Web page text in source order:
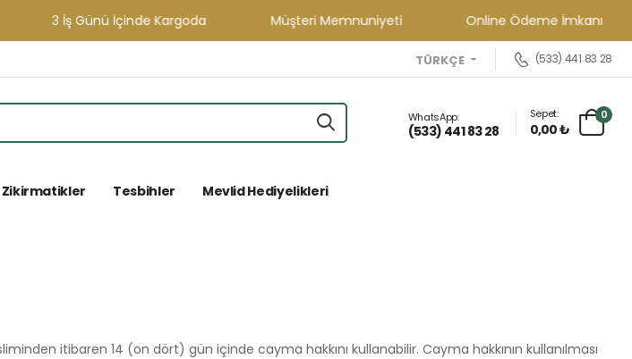
3 İş Günü İçinde Kargoda Müşteri Memnuniyeti Online Ödeme İmkanı
TÜRKÇE (533) 441 83 28
WhatsApp:
(533) 441 83 28
Sepet:
0,00 ₺
0
Zikirmatikler Tesbihler Mevlid Hediyelikleri
itibaren 14 (on dört) gün içinde cayma hakkını kullanabilir. Cayma hakkının kullanılması